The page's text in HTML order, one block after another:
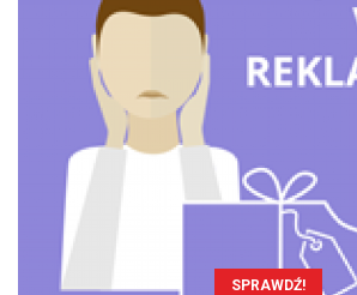
SPRAWDŹ!